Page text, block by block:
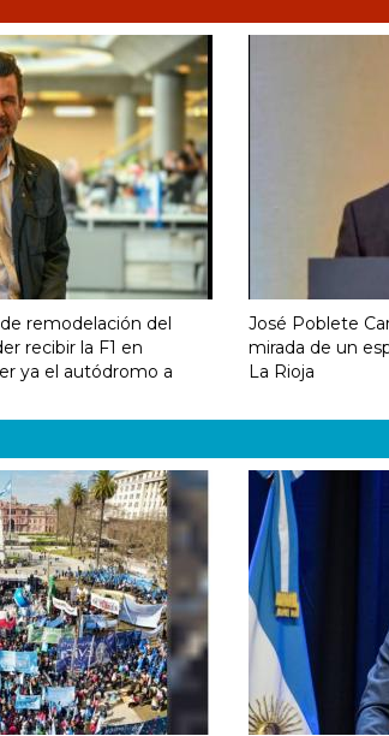
remodelación del
recibir la F1 en
ya el autódromo a
José Poblete
mirada de un
La Rioja